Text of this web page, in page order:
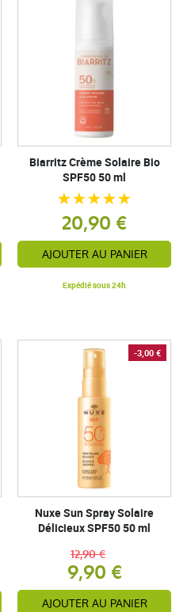
Biarritz Crème Solaire Bio
SPF50 50 ml
20,90 €
AJOUTER AU PANIER
Expédié sous 24h
-3,00 €
Nuxe Sun Spray Solaire
Délicieux SPF50 50 ml
9,90 €
12,90 €
AJOUTER AU PANIER